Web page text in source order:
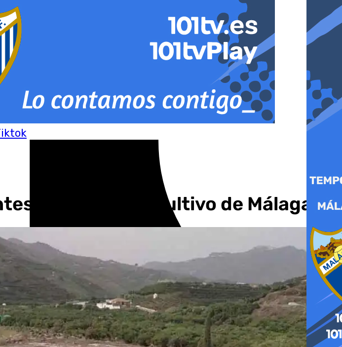
en zonas de cultivo de Málaga